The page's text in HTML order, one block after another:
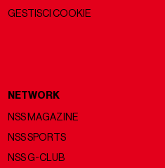
GESTISCI COOKIE
NETWORK
NSS MAGAZINE
NSS SPORTS
NSS G-CLUB